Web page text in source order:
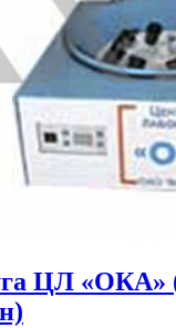
ЦЛ «ОКА»